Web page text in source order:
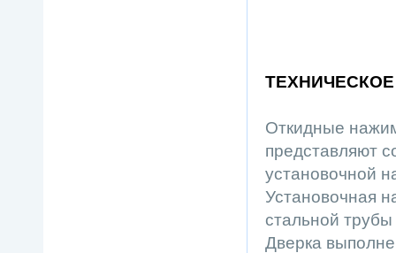
Откидные
представляют
установочной
Установочная
стальной трубы
Дверка